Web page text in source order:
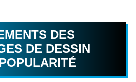
DES
DE DESSIN